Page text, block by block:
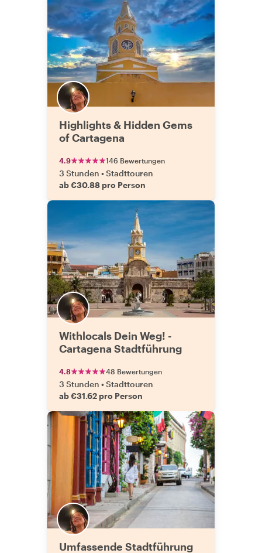
Highlights & Hidden Gems
of Cartagena
4.9 146 Bewertungen
3 Stunden •Stadttouren
ab €30.88 pro Person
Withlocals Dein Weg! -
Cartagena Stadtführung
4.8 48 Bewertungen
3 Stunden •Stadttouren
ab €31.62 pro Person
Umfassende Stadtführung